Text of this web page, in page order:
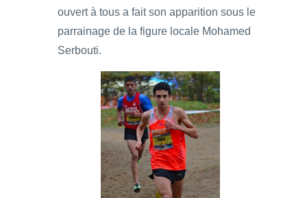
ouvert à tous a fait son apparition sous le
parrainage de la figure locale Mohamed
Serbouti.